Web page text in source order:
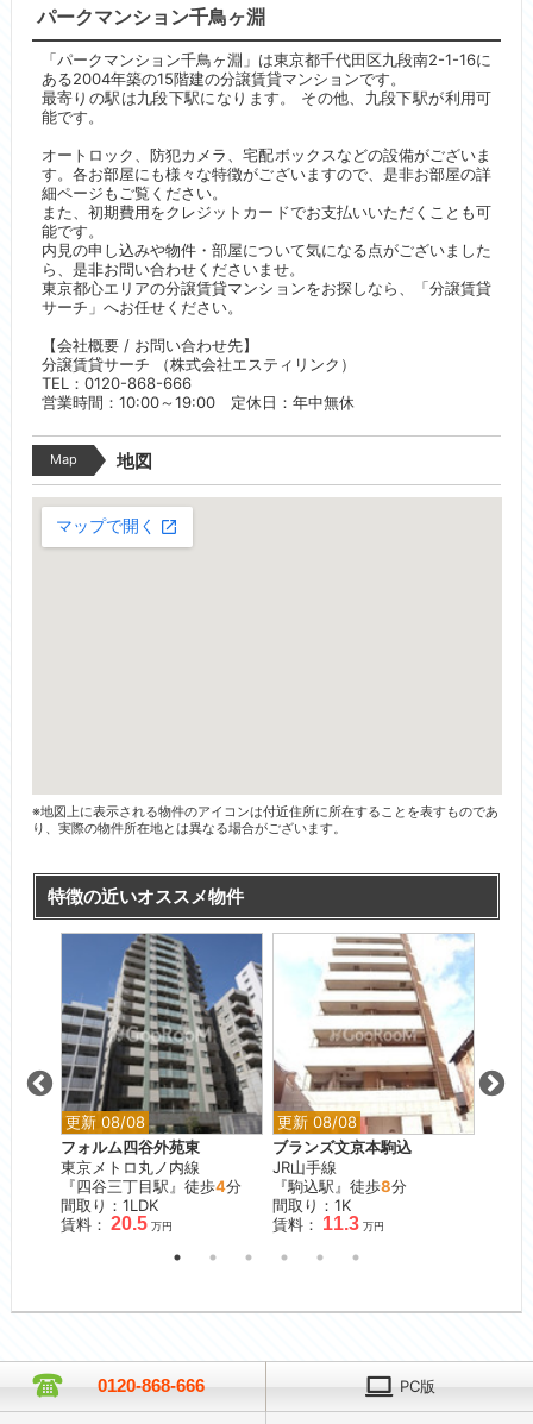
パークマンション千鳥ヶ淵
「パークマンション千鳥ヶ淵」は東京都千代田区九段南2-1-16に
ある2004年築の15階建の分譲賃貸マンションです。
最寄りの駅は九段下駅になります。 その他、九段下駅が利用可
能です。
オートロック、防犯カメラ、宅配ボックスなどの設備がございま
す。各お部屋にも様々な特徴がございますので、是非お部屋の詳
細ページもご覧ください。
また、初期費用をクレジットカードでお支払いいただくことも可
能です。
内見の申し込みや物件・部屋について気になる点がございました
ら、是非お問い合わせくださいませ。
東京都心エリアの分譲賃貸マンションをお探しなら、「分譲賃貸
サーチ」へお任せください。
【会社概要 / お問い合わせ先】
分譲賃貸サーチ （株式会社エスティリンク）
TEL：0120-868-666
営業時間：10:00～19:00 定休日：年中無休
Map 地図
※地図上に表示される物件のアイコンは付近住所に所在することを表すものであ
り、実際の物件所在地とは異なる場合がございます。
特徴の近いオススメ物件
更新 08/08
フォルム四谷外苑東
東京メトロ丸ノ内線
『四谷三丁目駅』徒歩4分
間取り：1LDK
賃料： 20.5 万円
更新 08/08
ブランズ文京本駒込
JR山手線
『駒込駅』徒歩8分
間取り：1K
賃料： 11.3 万円
0120-868-666 PC版